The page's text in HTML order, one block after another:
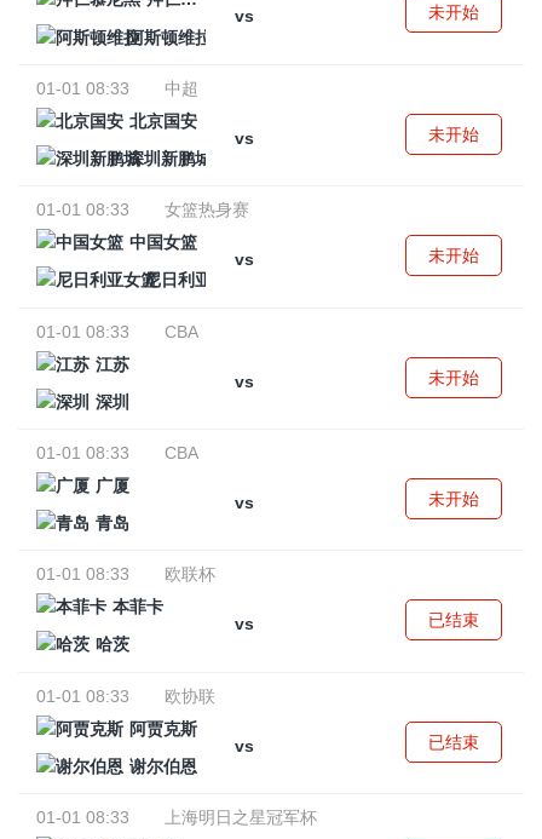
vs
阿斯顿维拉
未开始
01-01 08:33
中超
北京国安
vs
深圳新鹏城
未开始
01-01 08:33
女篮热身赛
中国女篮
vs
尼日利亚女篮
未开始
01-01 08:33
CBA
江苏
vs
深圳
未开始
01-01 08:33
CBA
广厦
vs
青岛
未开始
01-01 08:33
欧联杯
本菲卡
vs
哈茨
已结束
01-01 08:33
欧协联
阿贾克斯
vs
谢尔伯恩
已结束
01-01 08:33
上海明日之星冠军杯